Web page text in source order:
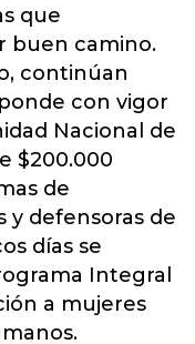
que
buen camino.
continúan
con vigor
Nacional de
$200.000
de
y defensoras de
días se
Integral
a mujeres